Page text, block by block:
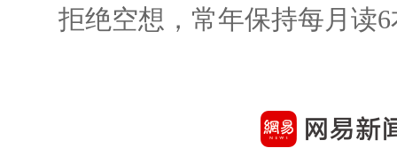
拒绝空想，常年保持每月读